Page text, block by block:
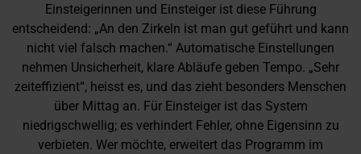
Einsteigerinnen und Einsteiger ist diese Führung
entscheidend: „An den Zirkeln ist man gut geführt und kann
nicht viel falsch machen.“ Automatische Einstellungen
nehmen Unsicherheit, klare Abläufe geben Tempo. „Sehr
zeiteffizient“, heisst es, und das zieht besonders Menschen
über Mittag an. Für Einsteiger ist das System
niedrigschwellig; es verhindert Fehler, ohne Eigensinn zu
verbieten. Wer möchte, erweitert das Programm im